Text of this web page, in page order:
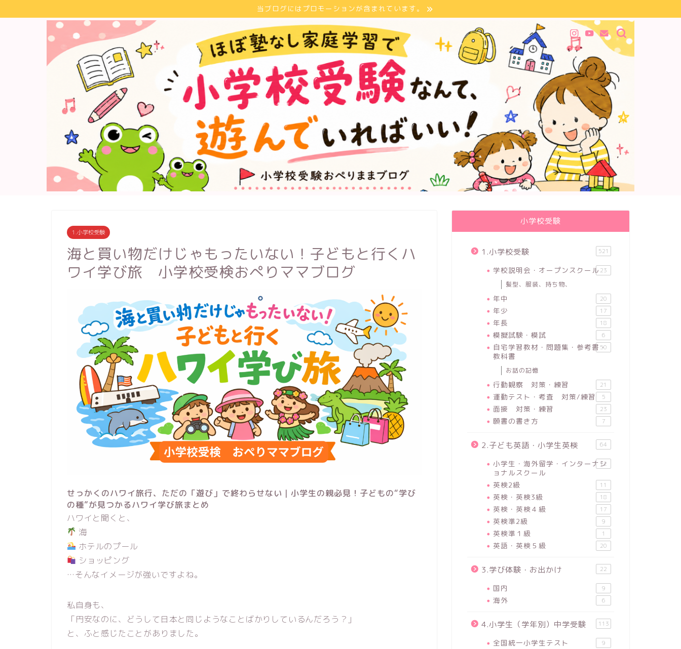
当ブログにはプロモーションが含まれています。
1.小学校受験
海と買い物だけじゃもったいない！子どもと行くハ
ワイ学び旅 小学校受検おぺりママブログ
せっかくのハワイ旅行、ただの「遊び」で終わらせない｜小学生の親必見！子どもの“学び
の種”が見つかるハワイ学び旅まとめ
ハワイと聞くと、
海
ホテルのプール
ショッピング
…そんなイメージが強いですよね。
私自身も、
「円安なのに、どうして日本と同じようなことばかりしているんだろう？」
と、ふと感じたことがありました。
小学校受験
1.小学校受験 521
学校説明会・オープンスクール 23
髪型、服装、持ち物、
年中 20
年少 17
年長 18
模擬試験・模試 6
自宅学習教材・問題集・参考書・
教科書
50
お話の記憶
行動観察 対策・練習 21
運動テスト・考査 対策/練習 5
面接 対策・練習 23
願書の書き方 7
2.子ども英語・小学生英検 64
小学生・海外留学・インターナシ
ョナルスクール
12
英検2級 11
英検・英検3級 18
英検・英検４級 17
英検準2級 9
英検準１級 1
英語・英検５級 20
3.学び体験・お出かけ 22
国内 9
海外 6
4.小学生（学年別）中学受験 113
全国統一小学生テスト 9